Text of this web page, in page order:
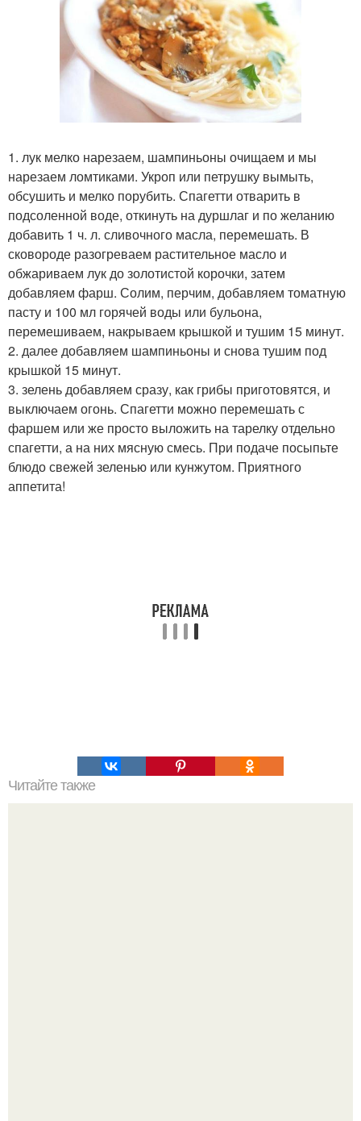
1. лук мелко нарезаем, шампиньоны очищаем и мы
нарезаем ломтиками. Укроп или петрушку вымыть,
обсушить и мелко порубить. Спагетти отварить в
подсоленной воде, откинуть на дуршлаг и по желанию
добавить 1 ч. л. сливочного масла, перемешать. В
сковороде разогреваем растительное масло и
обжариваем лук до золотистой корочки, затем
добавляем фарш. Солим, перчим, добавляем томатную
пасту и 100 мл горячей воды или бульона,
перемешиваем, накрываем крышкой и тушим 15 минут.
2. далее добавляем шампиньоны и снова тушим под
крышкой 15 минут.
3. зелень добавляем сразу, как грибы приготовятся, и
выключаем огонь. Спагетти можно перемешать с
фаршем или же просто выложить на тарелку отдельно
спагетти, а на них мясную смесь. При подаче посыпьте
блюдо свежей зеленью или кунжутом. Приятного
аппетита!
Читайте также